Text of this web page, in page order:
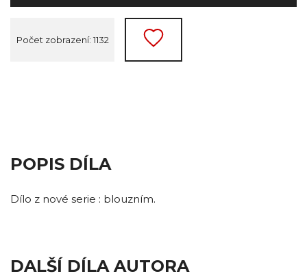
Počet zobrazení: 1132
POPIS DÍLA
Dílo z nové serie : blouzním.
DALŠÍ DÍLA AUTORA